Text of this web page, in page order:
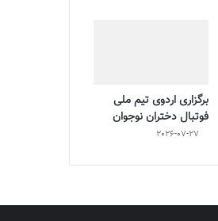
برگزاری اردوی تیم ملی
فوتبال دختران نوجوان
2026-07-27